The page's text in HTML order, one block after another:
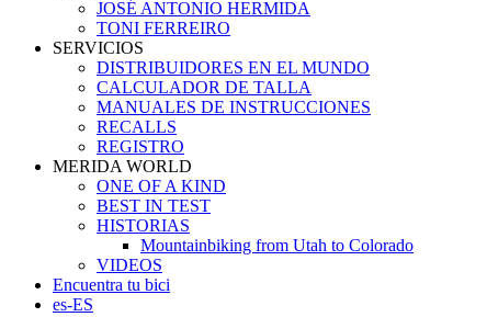
JOSÉ ANTONIO HERMIDA
TONI FERREIRO
SERVICIOS
DISTRIBUIDORES EN EL MUNDO
CALCULADOR DE TALLA
MANUALES DE INSTRUCCIONES
RECALLS
REGISTRO
MERIDA WORLD
ONE OF A KIND
BEST IN TEST
HISTORIAS
Mountainbiking from Utah to Colorado
VIDEOS
Encuentra tu bici
es-ES